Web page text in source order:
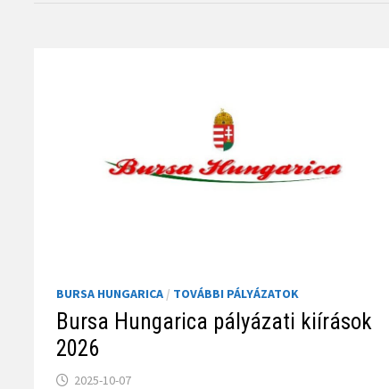
BURSA HUNGARICA / TOVÁBBI PÁLYÁZATOK
Bursa Hungarica pályázati kiírások
2026
2025-10-07